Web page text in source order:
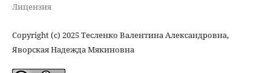
Лицензия
Copyright (c) 2025 Teсленко Валентина Александровна,
Яворская Надежда Мякиновна